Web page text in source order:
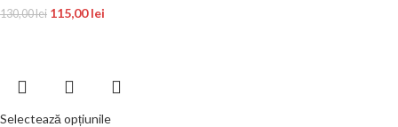
130,00lei 115,00lei
Selectează opțiunile